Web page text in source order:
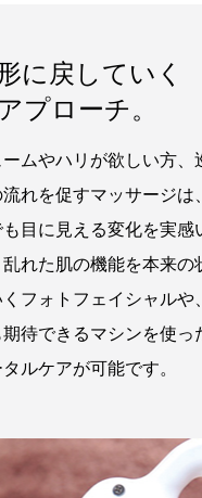
に戻していく
プローチ。
ムやハリが欲しい方、
れを促すマッサージは
目に見える変化を実感
れた肌の機能を本来の
フォトフェイシャルや
待できるマシンを使っ
ルケアが可能です。